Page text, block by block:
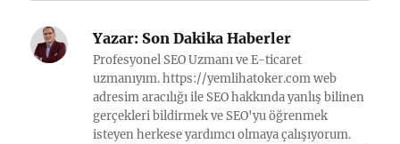
Yazar: Son Dakika Haberler
Profesyonel SEO Uzmanı ve E-ticaret
uzmanıyım. https://yemlihatoker.com web
adresim aracılığı ile SEO hakkında yanlış bilinen
gerçekleri bildirmek ve SEO'yu öğrenmek
isteyen herkese yardımcı olmaya çalışıyorum.